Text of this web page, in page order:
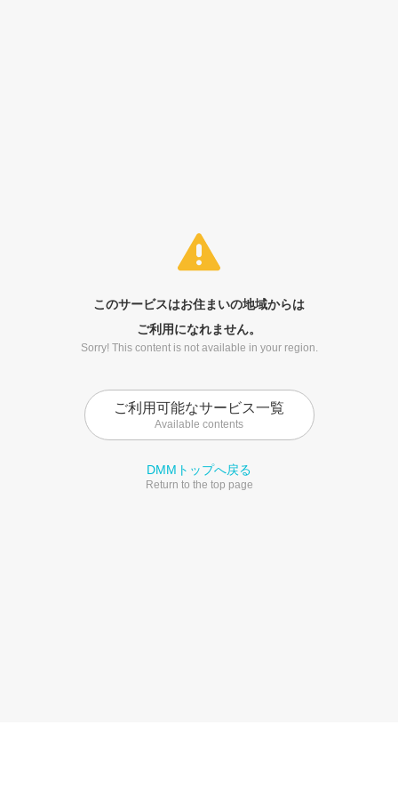
このサービスはお住まいの地域からは
ご利用になれません。
Sorry! This content is not available in your region.
ご利用可能なサービス一覧
Available contents
DMMトップへ戻る
Return to the top page